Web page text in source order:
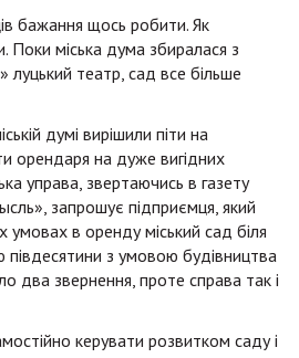
бажання щось робити. Як
Поки міська дума збиралася з
луцький театр, сад все більше
думі вирішили піти на
орендаря на дуже вигідних
управа, звертаючись в газету
запрошує підприємця, який
умовах в оренду міський сад біля
з умовою будівництва
два звернення, проте справа так і
керувати розвитком саду і